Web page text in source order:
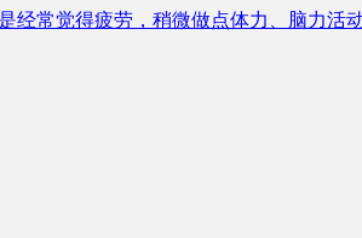
经常觉得疲劳，稍微做点体力、脑力